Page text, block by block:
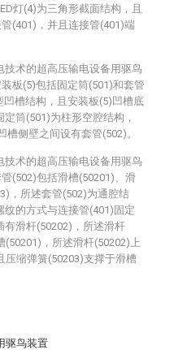
驱鸟装置
灯(4)为三角形截面结构，且
(401)，并且连接管(401)端
技术的超高压输电设备用驱鸟
板(5)包括固定筒(501)和套管
槽结构，且安装板(5)凹槽底
筒(501)为柱形空腔结构，
槽侧壁之间设有套管(502)。
技术的超高压输电设备用驱鸟
(502)包括滑槽(50201)、滑
，所述套管(502)为通腔结
的方式与连接管(401)固定
有滑杆(50202)，所述滑杆
(50201)，所述滑杆(50202)上
压缩弹簧(50203)支撑于滑槽